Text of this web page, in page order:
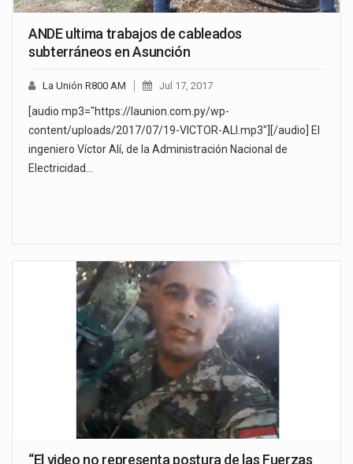
ANDE ultima trabajos de cableados
subterráneos en Asunción
La Unión R800 AM Jul 17, 2017
[audio mp3="https://launion.com.py/wp-
content/uploads/2017/07/19-VICTOR-ALI.mp3"][/audio] El
ingeniero Víctor Alí, de la Administración Nacional de
Electricidad…
“El video no representa postura de las Fuerzas